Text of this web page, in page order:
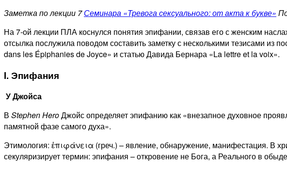
Заметка по лекции 7Семинара «Тревога сексуального: от акта к букве»
На 7-ой лекции ПЛА коснулся понятия эпифании, связав его с женским
отсылка послужила поводом составить заметку с несколькими тезисами
dans les Épiphanies de Joyce» и статью Давида Бернара «La lettre et la voix».
I. Эпифания
У Джойса
В StephenHeroДжойс определяет эпифанию как «внезапное духовное
памятной фазе самого духа».
Этимология: ἐπιφάνεια (греч.) – явление, обнаружение, манифестация. В
секуляризирует термин: эпифания – откровение не Бога, а Реального в